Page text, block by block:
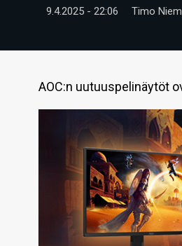
9.4.2025 - 22:06 Timo
AOC:n uutuuspelinäytöt